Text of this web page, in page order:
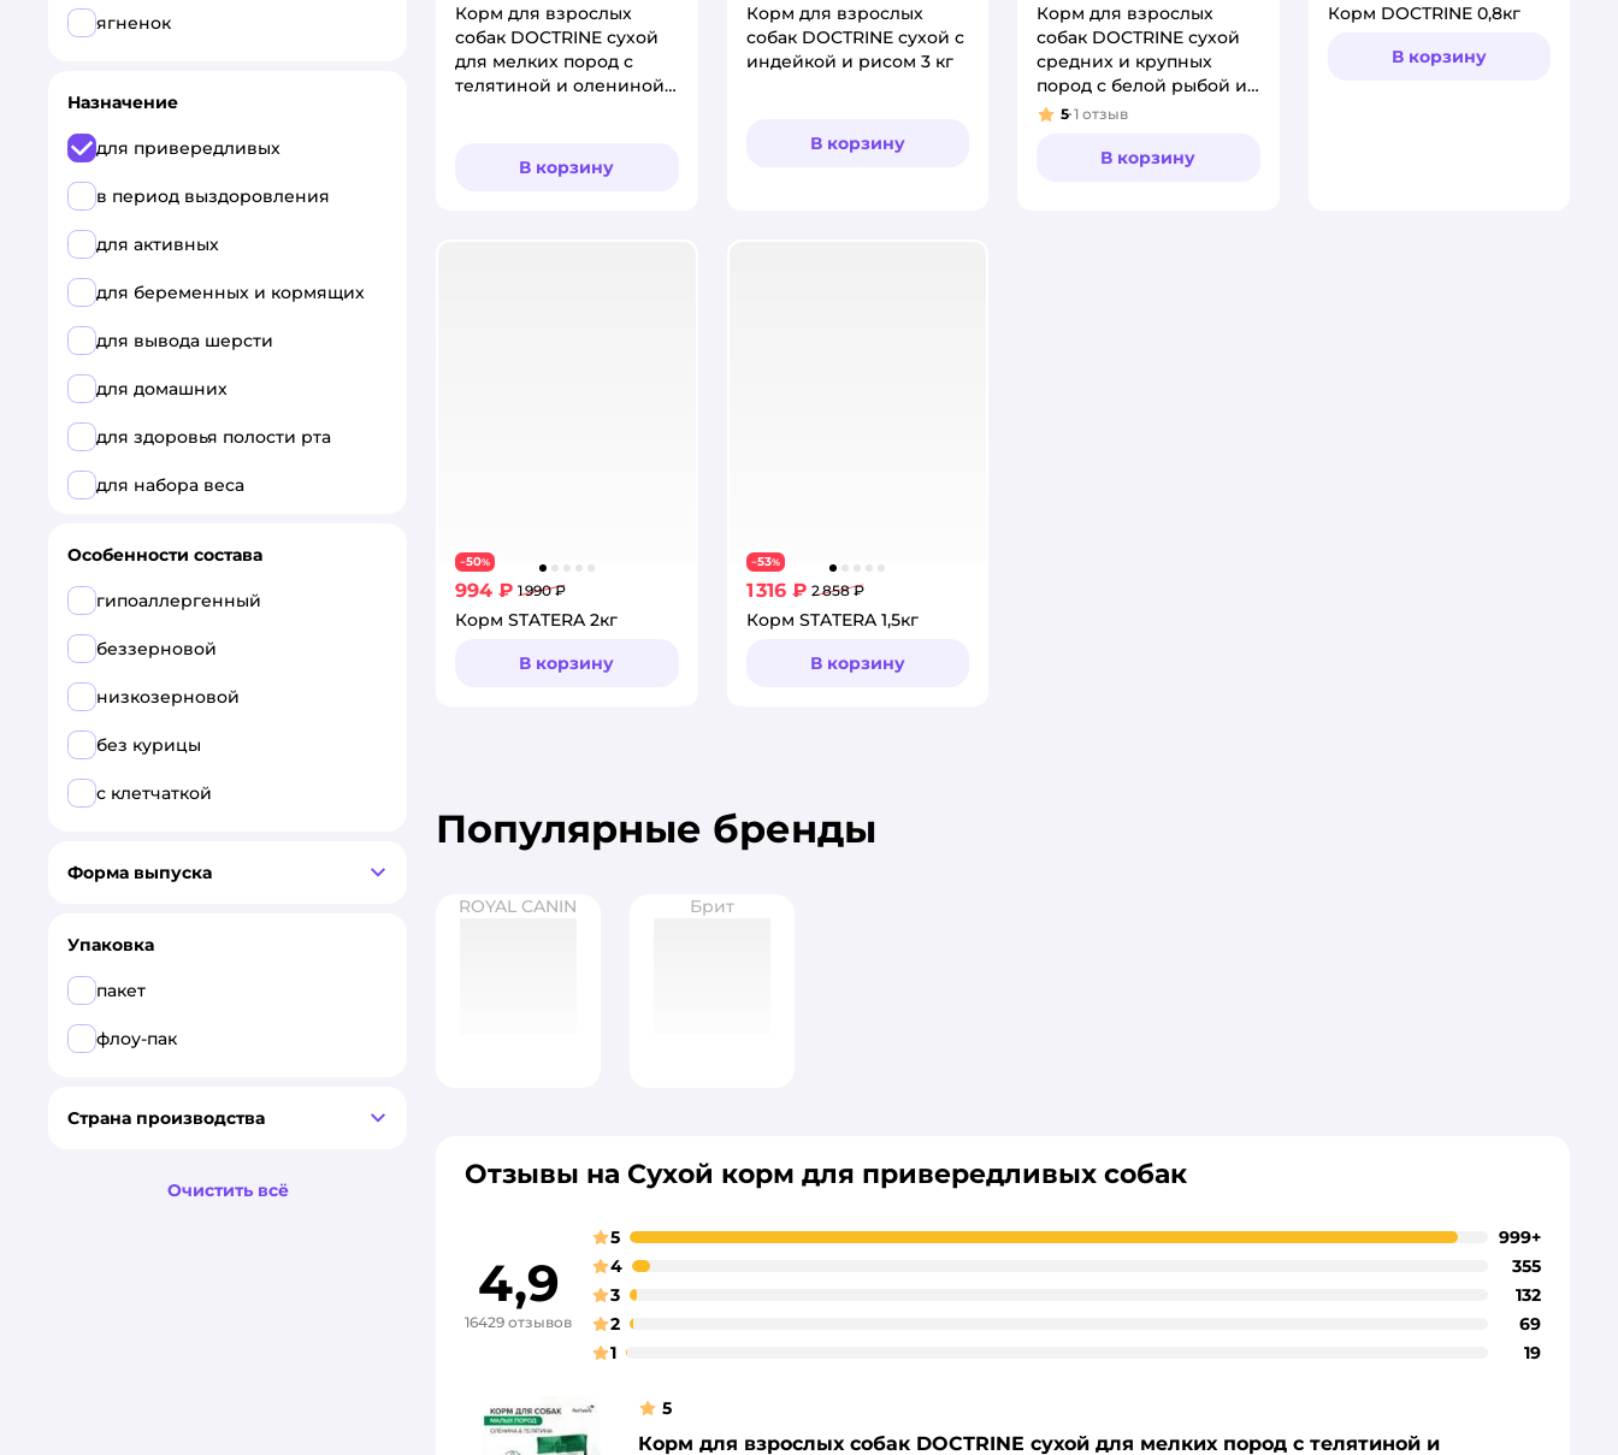
Корм для взрослых
собак DOCTRINE сухой
для мелких пород с
телятиной и олениной
В корзину
Корм для взрослых
собак DOCTRINE сухой с
индейкой и рисом 3 кг
В корзину
Корм для взрослых
собак DOCTRINE сухой
средних и крупных
пород с белой рыбой и
рисом 800 г
Рейтинг:
5 1 отзыв
В корзину
Корм DOCTRINE 0,8кг
В корзину
−50%
994 ₽ 1 990 ₽
Корм STATERA 2кг
В корзину
−53%
1 316 ₽ 2 858 ₽
Корм STATERA 1,5кг
В корзину
Популярные бренды
ROYAL CANIN Брит
Отзывы на Сухой корм для привередливых собак
4,9
16429 отзывов
5
999+
4
355
3
132
2
69
1
19
5
Корм для взрослых собак DOCTRINE сухой для мелких пород с телятиной и
ягненок
Назначение
для привередливых
в период выздоровления
для активных
для беременных и кормящих
для вывода шерсти
для домашних
для здоровья полости рта
для набора веса
кастрированных
лечебный
поддерживающие функции
кожи
при заболеваниях суставов
Особенности состава
гипоаллергенный
беззерновой
низкозерновой
без курицы
с клетчаткой
Форма выпуска
Упаковка
пакет
флоу-пак
Страна производства
Очистить всё